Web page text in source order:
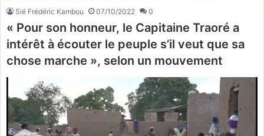
Sié Frédéric Kambou 07/10/2022 0
« Pour son honneur, le Capitaine Traoré a
intérêt à écouter le peuple s’il veut que sa
chose marche », selon un mouvement